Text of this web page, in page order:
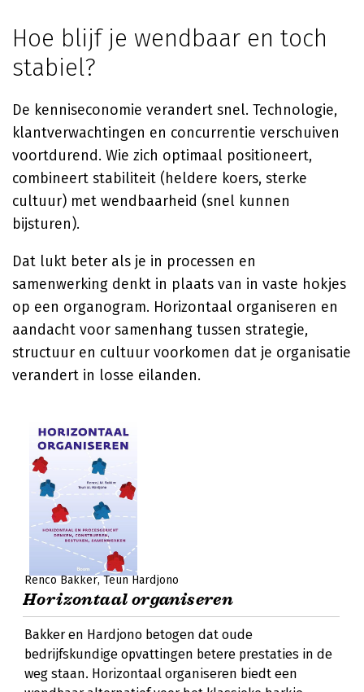
Hoe blijf je wendbaar en toch
stabiel?
De kenniseconomie verandert snel. Technologie,
klantverwachtingen en concurrentie verschuiven
voortdurend. Wie zich optimaal positioneert,
combineert stabiliteit (heldere koers, sterke
cultuur) met wendbaarheid (snel kunnen
bijsturen).
Dat lukt beter als je in processen en
samenwerking denkt in plaats van in vaste hokjes
op een organogram. Horizontaal organiseren en
aandacht voor samenhang tussen strategie,
structuur en cultuur voorkomen dat je organisatie
verandert in losse eilanden.
Renco Bakker Teun Hardjono
Horizontaal organiseren
Bakker en Hardjono betogen dat oude
bedrijfskundige opvattingen betere prestaties in de
weg staan. Horizontaal organiseren biedt een